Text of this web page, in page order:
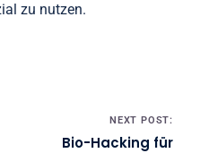
zu nutzen.
NEXT POST:
Bio-Hacking für